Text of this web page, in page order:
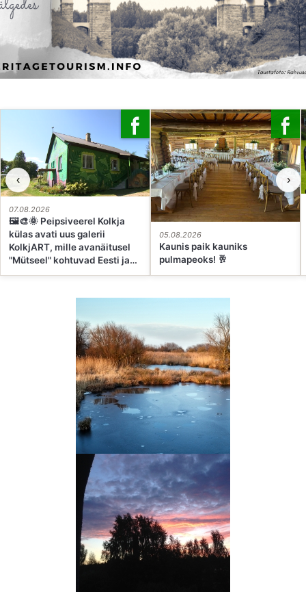
07.08.2026
🖼🎨🌞 Peipsiveerel Kolkja
külas avati uus galerii
KolkjART, mille avanäitusel
"Mütseel" kohtuvad Eesti ja
Ukraina kunstnikud. See on
rahvusvaheline kunst saavad
seeneniidistikuna.
05.08.2026
Kaunis paik kauniks
pulmapeoks! 🥂
‹ ›